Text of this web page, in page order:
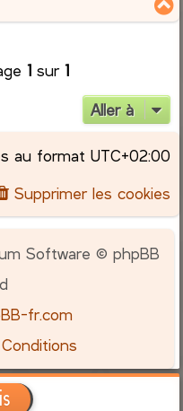
1 sur 1
Aller à
au format UTC+02:00
Supprimer les cookies
Software © phpBB
fr.com
Conditions